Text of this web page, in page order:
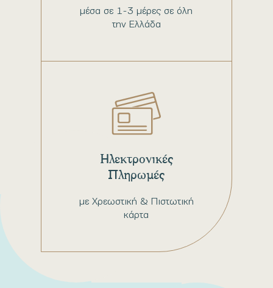
μέσα σε 1-3 μέρες σε όλη
την Ελλάδα
με Χρεωστική & Πιστωτική
κάρτα
Ηλεκτρονικές
Πληρωμές